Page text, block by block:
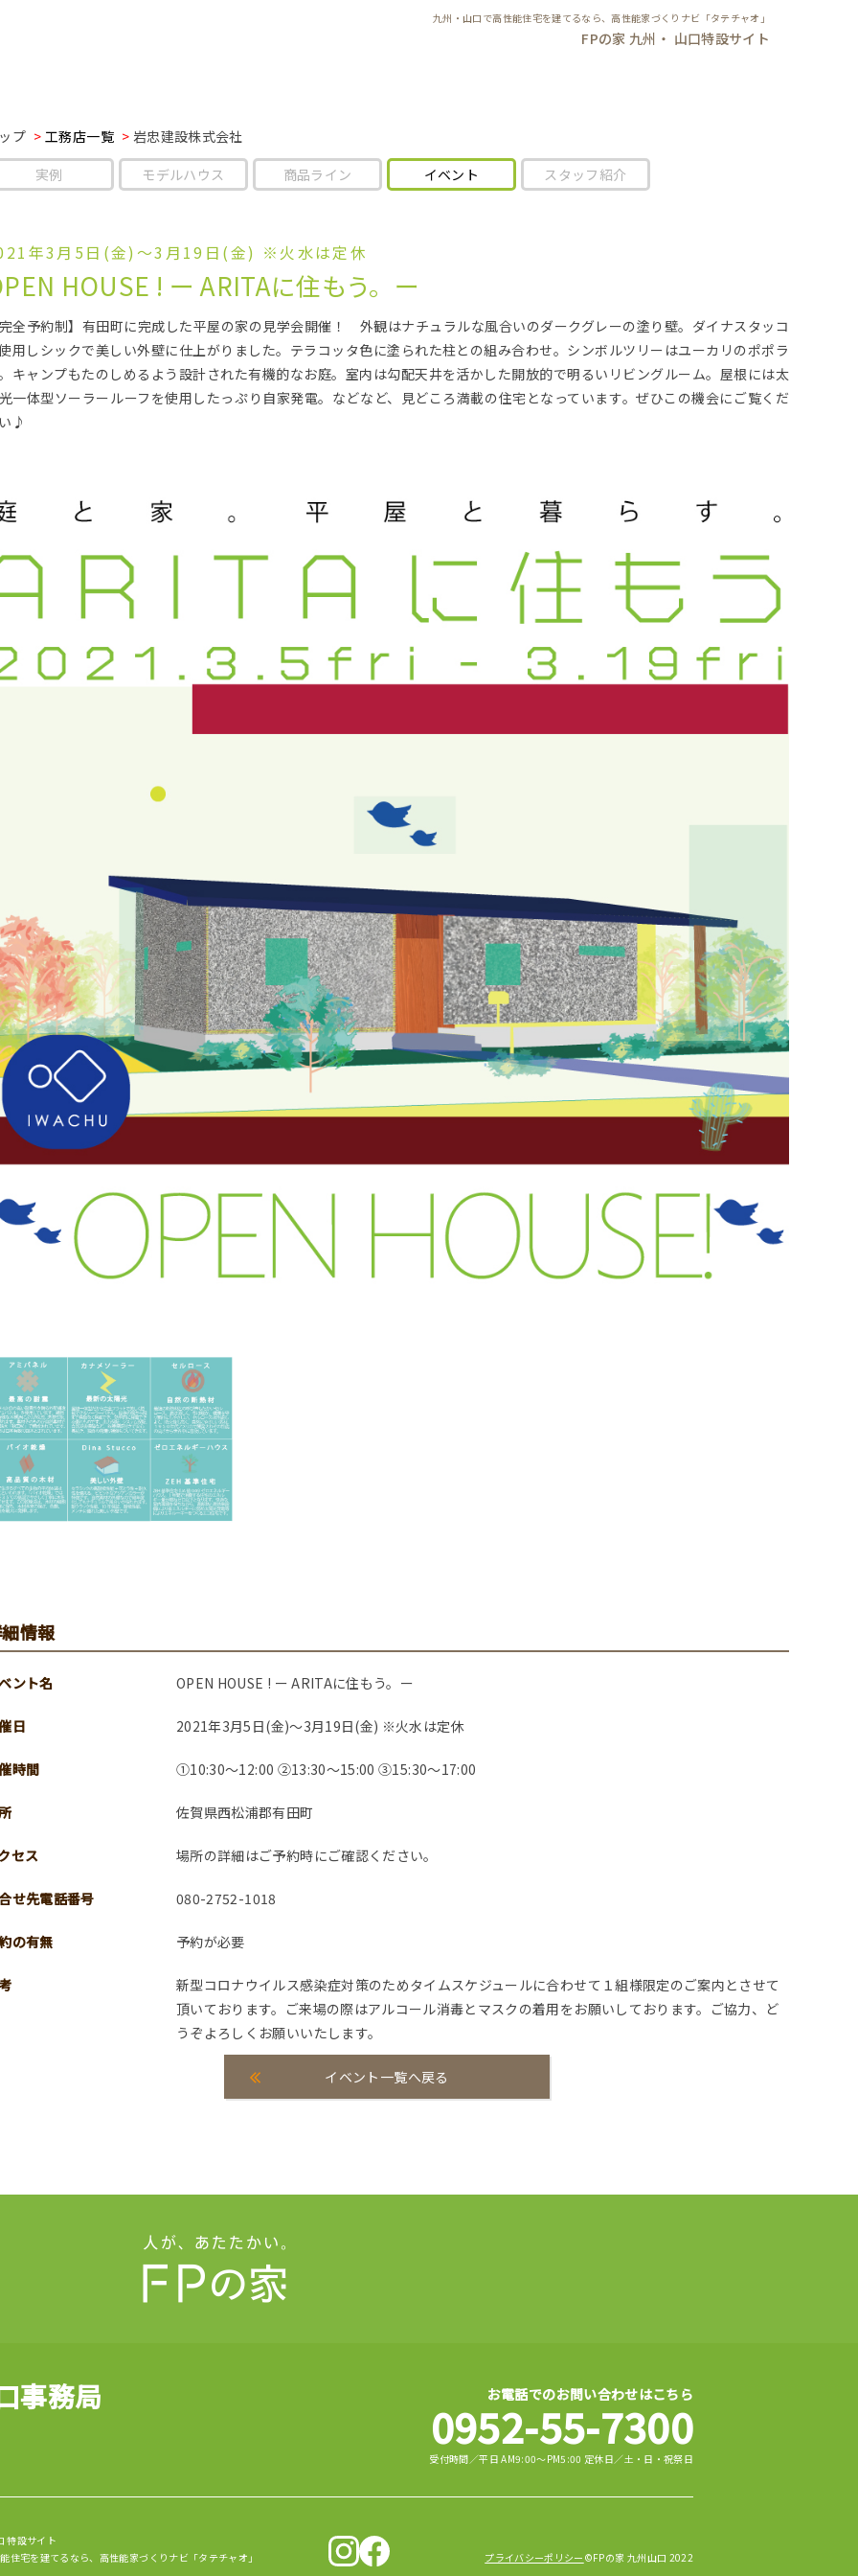
九州・山口で高性能住宅を建てるなら、高性能家づくりナビ「タテチャオ」
FPの家 九州・ 山口特設サイト
プ 工務店一覧
岩忠建設株式会社
実例
モデルハウス 商品ライン イベント スタッフ紹介
年3月5日(金)～3月19日(金) ※火水は定休
HOUSE ! ー ARITAに住もう。ー
全予約制】有田町に完成した平屋の家の見学会開催！ 外観はナチュラルな風合いのダークグレーの塗り壁。ダイナスタッコ
用しシックで美しい外壁に仕上がりました。テラコッタ色に塗られた柱との組み合わせ。シンボルツリーはユーカリのポポラ
キャンプもたのしめるよう設計された有機的なお庭。室内は勾配天井を活かした開放的で明るいリビングルーム。屋根には太
一体型ソーラールーフを使用したっぷり自家発電。などなど、見どころ満載の住宅となっています。ぜひこの機会にご覧くだ
♪
情報
ント名 OPEN HOUSE ! ー ARITAに住もう。ー
日 2021年3月5日(金)～3月19日(金) ※火水は定休
時間 ①10:30～12:00 ②13:30～15:00 ③15:30～17:00
佐賀県西松浦郡有田町
セス 場所の詳細はご予約時にご確認ください。
せ先電話番号 080-2752-1018
の有無 予約が必要
新型コロナウイルス感染症対策のためタイムスケジュールに合わせて１組様限定のご案内とさせて
頂いております。ご来場の際はアルコール消毒とマスクの着用をお願いしております。ご協力、ど
うぞよろしくお願いいたします。
イベント一覧へ戻る
事務局 お電話でのお問い合わせはこちら
0952-55-7300
受付時間／平日 AM9:00～PM5:00 定休日／土・日・祝祭日
特設サイト
住宅を建てるなら、 高性能家づくりナビ「タテチャオ」 プライバシーポリシー ©FPの家 九州山口 2022